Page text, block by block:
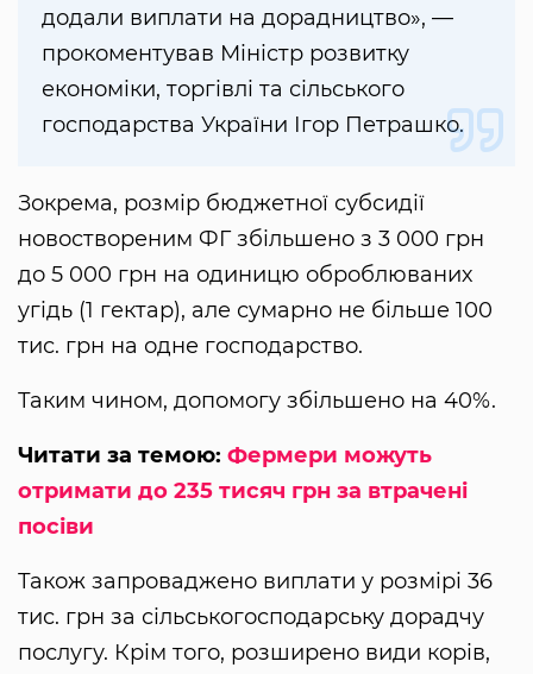
додали виплати на дорадництво», —
прокоментував Міністр розвитку
економіки, торгівлі та сільського
господарства України Ігор Петрашко.
Зокрема, розмір бюджетної субсидії
новоствореним ФГ збільшено з 3 000 грн
до 5 000 грн на одиницю оброблюваних
угідь (1 гектар), але сумарно не більше 100
тис. грн на одне господарство.
Таким чином, допомогу збільшено на 40%.
Читати за темою: Фермери можуть
отримати до 235 тисяч грн за втрачені
посіви
Також запроваджено виплати у розмірі 36
тис. грн за сільськогосподарську дорадчу
послугу. Крім того, розширено види корів,